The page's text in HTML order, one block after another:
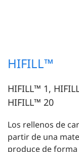
HIFILL™
HIFILL™ 1,
HIFILL™ 20
Los rellenos de
partir de una
produce de forma